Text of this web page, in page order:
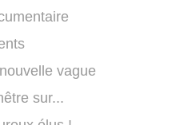
vague
sur...